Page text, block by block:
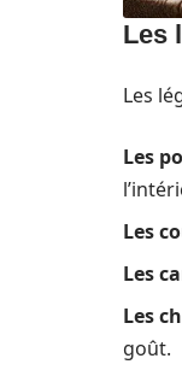
Les
Les
Les
Les
Les
Les
goût.